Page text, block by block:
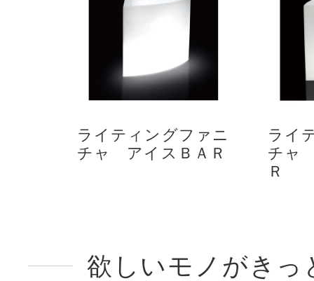
ライティングファニ
チャ アイスＢＡＲ
ライ
チャ
Ｒ
欲しいモノがきっ